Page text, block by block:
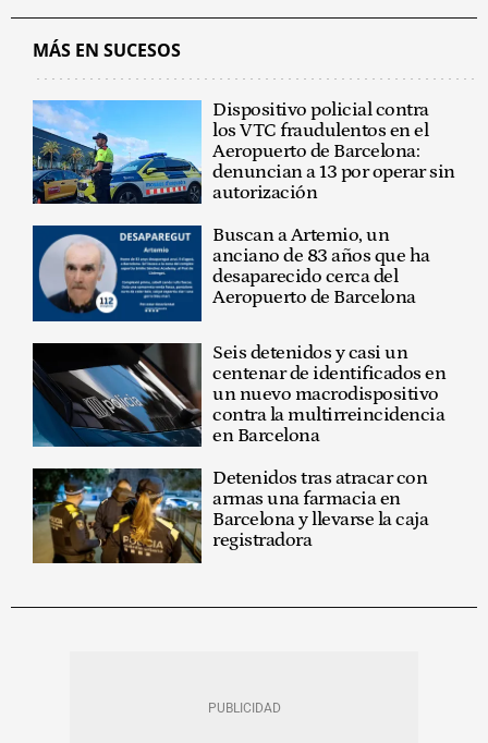
MÁS EN SUCESOS
Dispositivo policial contra
los VTC fraudulentos en el
Aeropuerto de Barcelona:
denuncian a 13 por operar sin
autorización
Buscan a Artemio, un
anciano de 83 años que ha
desaparecido cerca del
Aeropuerto de Barcelona
Seis detenidos y casi un
centenar de identificados en
un nuevo macrodispositivo
contra la multirreincidencia
en Barcelona
Detenidos tras atracar con
armas una farmacia en
Barcelona y llevarse la caja
registradora